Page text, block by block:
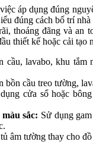
áp dụng đúng
đúng cách bố trí
thoáng đãng và an
thiết kế hoặc cải tạo
cầu, lavabo, khu tắm
bồn cầu treo tường,
cửa sổ hoặc
sắc: Sử dụng
âm tường thay cho